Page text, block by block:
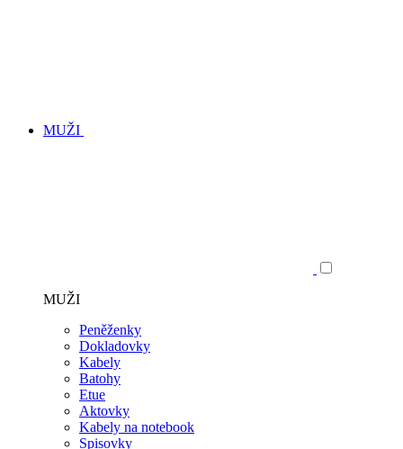
MUŽI
MUŽI
Peněženky
Dokladovky
Kabely
Batohy
Etue
Aktovky
Kabely na notebook
Spisovky